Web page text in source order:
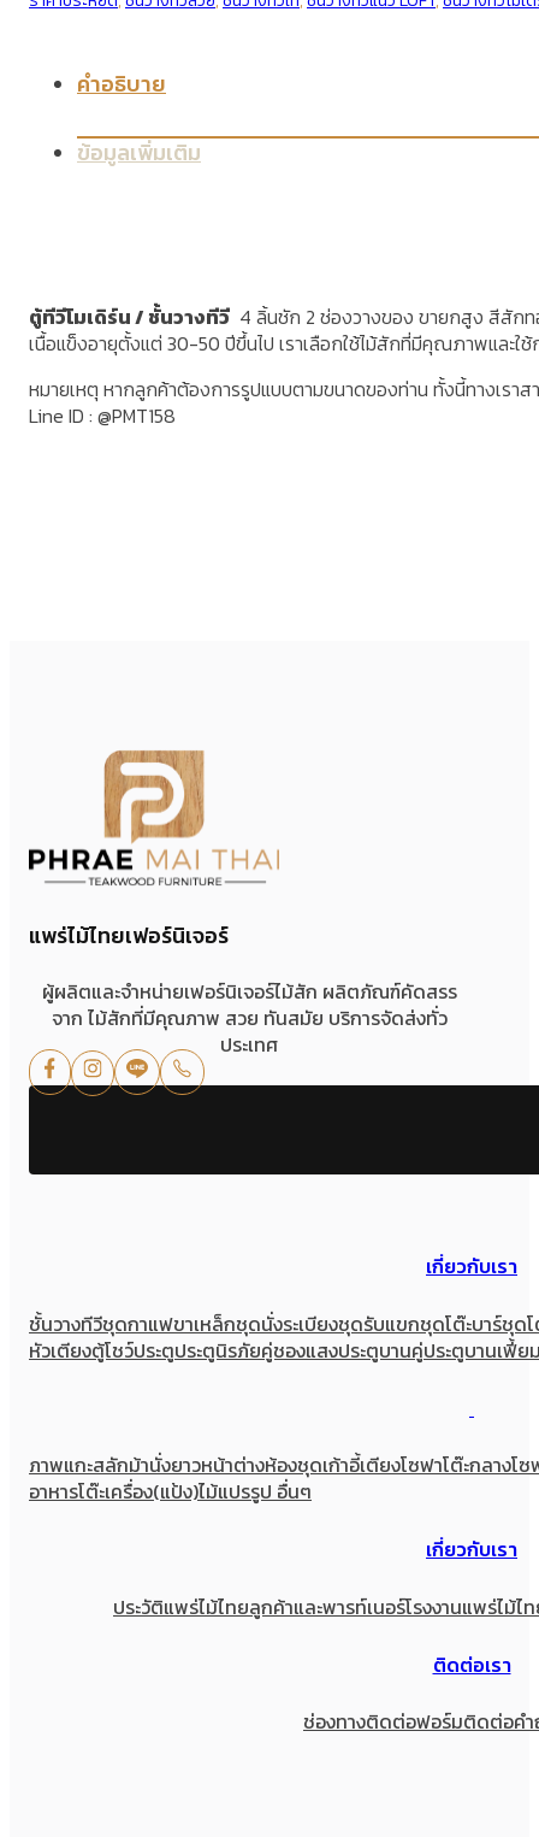
คำอธิบาย
ข้อมูลเพิ่มเติม
ตู้ทีวีโมเดิร์น / ชั้นวางทีวี 4 ลิ้นชัก 2 ช่องวางของ ขายกสูง สีสัก
เนื้อแข็งอายุตั้งแต่ 30-50 ปีขึ้นไป เราเลือกใช้ไม้สักที่มีคุณภาพและใ
หมายเหตุ หากลูกค้าต้องการรูปแบบตามขนาดของท่าน ทั้งนี้ทางเรา
Line ID : @PMT158
แพร่ไม้ไทยเฟอร์นิเจอร์
ผู้ผลิตและจำหน่ายเฟอร์นิเจอร์ไม้สัก ผลิตภัณฑ์คัดสรร
จาก ไม้สักที่มีคุณภาพ สวย ทันสมัย บริการจัดส่งทั่ว
ประเทศ
เกี่ยวกับเรา
ชั้นวางทีวีชุดกาแฟขาเหล็กชุดนั่งระเบียงชุดรับแขกชุดโต๊ะบาร์ชุดโ
หัวเตียงตู้โชว์ประตูประตูนิรภัยคู่ชองแสงประตูบานคู่ประตูบานเฟี้ย
ภาพแกะสลักม้านั่งยาวหน้าต่างห้องชุดเก้าอี้เตียงโซฟาโต๊ะกลางโซ
อาหารโต๊ะเครื่อง(แป้ง)ไม้แปรรูป อื่นๆ
เกี่ยวกับเรา
ประวัติแพร่ไม้ไทยลูกค้าและพารท์เนอร์โรงงานแพร่ไม้ไ
ติดต่อเรา
ช่องทางติดต่อฟอร์มติดต่อค